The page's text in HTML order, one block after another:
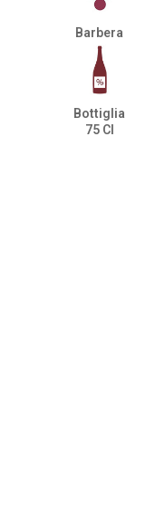
Barbera
Bottiglia
75 Cl